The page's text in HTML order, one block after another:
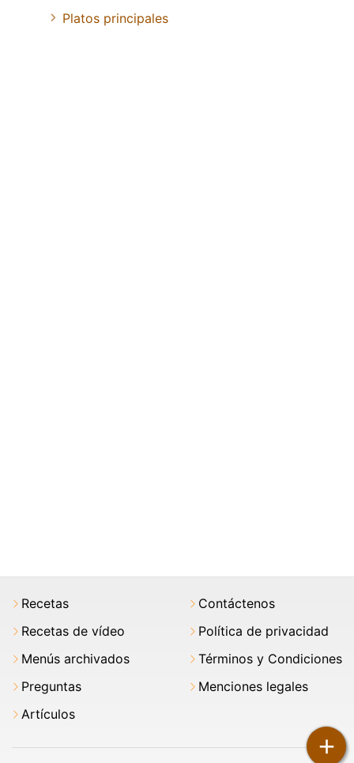
+
Platos principales
Recetas
Recetas de vídeo
Menús archivados
Preguntas
Artículos
Contáctenos
Política de privacidad
Términos y Condiciones
Menciones legales